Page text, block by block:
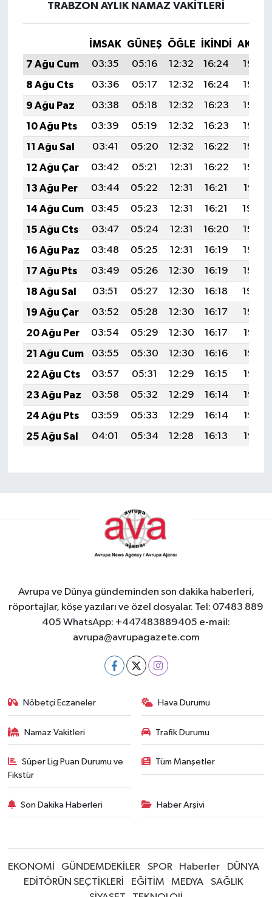
TRABZON AYLIK NAMAZ VAKITLERI
İMSAK GÜNEŞ ÖĞLE İKINDI
7 Ağu Cum
03:35 05:16 12:32 16:24
19:38
8 Ağu Cts
03:36 05:17 12:32 16:24
19:37
9 Ağu Paz
03:38 05:18 12:32 16:23
19:36
10 Ağu Pts
03:39 05:19 12:32 16:23
19:35
11 Ağu Sal
03:41 05:20 12:32 16:22
19:33
12 Ağu Çar
03:42 05:21 12:31 16:22
19:32
13 Ağu Per
03:44 05:22 12:31 16:21
19:31
14 Ağu Cum
03:45 05:23 12:31 16:21
19:29
15 Ağu Cts
03:47 05:24 12:31 16:20
19:28
16 Ağu Paz
03:48 05:25 12:31 16:19
19:27
17 Ağu Pts
03:49 05:26 12:30 16:19
19:25
18 Ağu Sal
03:51 05:27 12:30 16:18
19:24
19 Ağu Çar
03:52 05:28 12:30 16:17
19:22
20 Ağu Per
03:54 05:29 12:30 16:17
19:21
21 Ağu Cum
03:55 05:30 12:30 16:16
19:19
22 Ağu Cts
03:57 05:31 12:29 16:15
19:18
23 Ağu Paz
03:58 05:32 12:29 16:14
19:16
24 Ağu Pts
03:59 05:33 12:29 16:14
19:15
25 Ağu Sal
04:01 05:34 12:28 16:13 19:13
Avrupa ve Dünya gündeminden son dakika haberleri,
röportajlar, köşe yazıları ve özel dosyalar. Tel: 07483 889
405 WhatsApp: +447483889405 e-mail:
avrupa@avrupagazete.com
Nöbetçi Eczaneler Hava Durumu
Namaz Vakitleri Trafik Durumu
Süper Lig Puan Durumu ve
Fikstür
Tüm Manşetler
Son Dakika Haberleri Haber Arşivi
EKONOMİ GÜNDEMDEKİLER SPOR Haberler
DÜNYA
EDİTÖRÜN SEÇTİKLERİ
EĞİTİM MEDYA
SAĞLIK